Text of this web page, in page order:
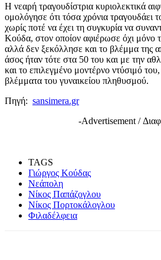
Η νεαρή τραγουδίστρια κυριολεκτικά
ομολόγησε ότι τόσα χρόνια τραγουδάει
χωρίς ποτέ να έχει τη συγκυρία να
Κούδα, στον οποίον αφιέρωσε όχι μόνο
αλλά δεν ξεκόλλησε και το βλέμμα της
άσος ήταν τότε στα 50 του και με την
και το επιλεγμένο μοντέρνο ντύσιμό του,
βλέμματα του γυναικείου πληθυσμού.
Πηγή: sansimera.gr
-Advertisement /
TAGS
Γιώργος Κούδας
Νεάπολη
Νίκος Παπάζογλου
Νίκος Πορτοκάλογλου
Φιλαδέλφεια